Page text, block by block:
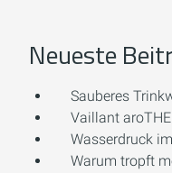
Neueste
Sauberes
Vaillant
Wasserdruck
Warum tropft